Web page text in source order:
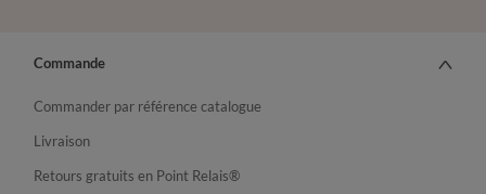
Commande
Commander par référence catalogue
Livraison
Retours gratuits en Point Relais®